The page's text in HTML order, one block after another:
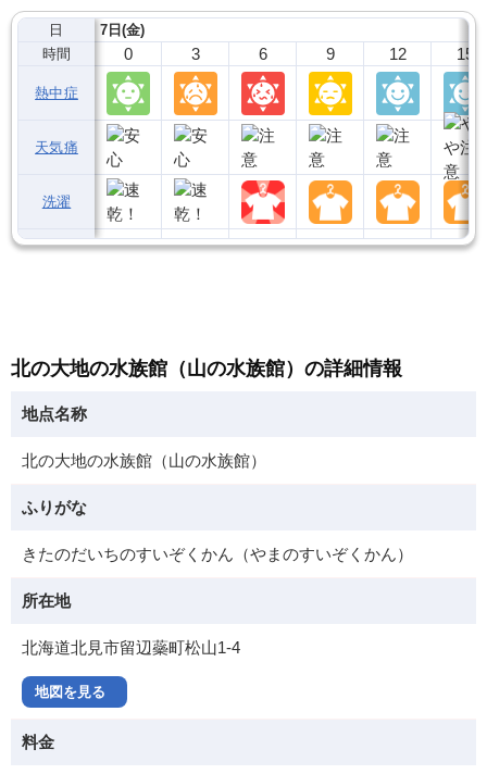
日
時間
熱中症
天気痛
洗濯
7日(金)
0 3 6 9 12 15
北の大地の水族館（山の水族館）の詳細情報
地点名称
北の大地の水族館（山の水族館）
ふりがな
きたのだいちのすいぞくかん（やまのすいぞくかん）
所在地
北海道北見市留辺蘂町松山1-4
地図を見る
料金